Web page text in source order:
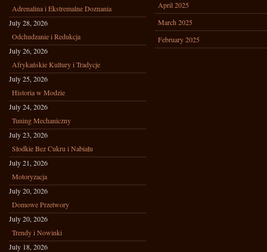
Adrenalina i Ekstremalne Doznania
July 28, 2026
Odchudzanie i Redukcja
July 26, 2026
Afrykańskie Kultury i Tradycje
July 25, 2026
Historia w Modzie
July 24, 2026
Tuning Mechaniczny
July 23, 2026
Słodkie Bez Cukru i Nabiału
July 21, 2026
Motoryzacja
July 20, 2026
Domowe Przetwory
July 20, 2026
Trendy i Nowinki
July 18, 2026
April 2025
March 2025
February 2025